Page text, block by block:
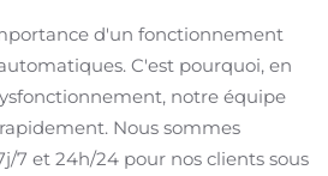
d'un fonctionnement
C'est pourquoi, en
notre équipe
Nous sommes
7 et 24h/24 pour nos clients sous